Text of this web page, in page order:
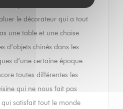
finit par oublier
le décorateur qui a tout
une table et une chaise
d’objets chinés dans les
d’une certaine époque.
toutes différentes les
qui ne nous fait pas
satisfait tout le monde